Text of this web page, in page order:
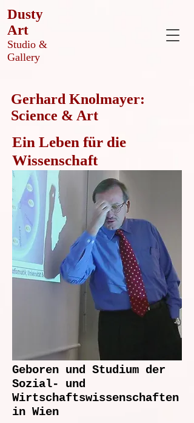
Dusty
Art
Studio &
Gallery
Gerhard Knolmayer:
Science & Art
Ein Leben für die
Wissenschaft
Geboren und Studium der
Sozial- und
Wirtschaftswissenschaften
in Wien